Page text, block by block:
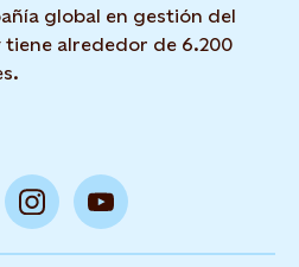
global en gestión del
alrededor de 6.200